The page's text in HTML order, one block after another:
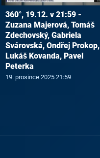
360°, 19.12. v 21:59 -
Zuzana Majerová, Tomáš
Zdechovský, Gabriela
Svárovská, Ondřej Prokop,
Lukáš Kovanda, Pavel
Peterka
19. prosince 2025 21:59